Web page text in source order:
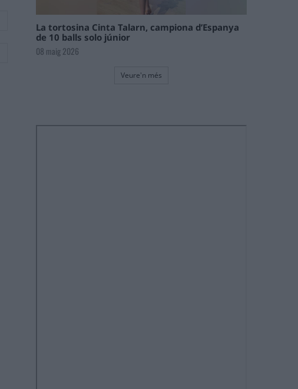
La tortosina Cinta Talarn, campiona d’Espanya
de 10 balls solo júnior
08 maig 2026
Veure'n més